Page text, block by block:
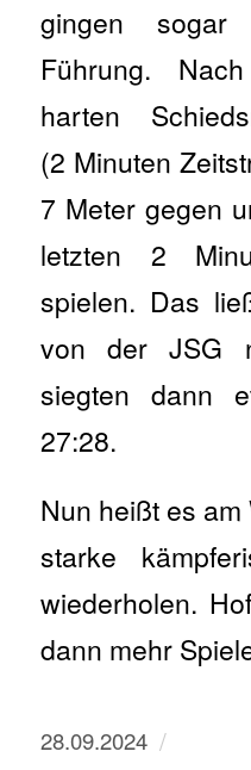
gingen
Führung.
harten
(2 Minuten
7 Meter gegen
letzten 2
spielen. Das
von der JSG
siegten dann
27:28.
Nun heißt es
starke
wiederholen.
dann mehr
28.09.2024 /